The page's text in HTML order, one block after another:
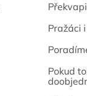
Kropáček
Pražáci
Pokud